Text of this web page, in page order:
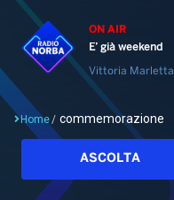
ON AIR
E’ già weekend
Vittoria Marletta
Home/ commemorazione
ASCOLTA